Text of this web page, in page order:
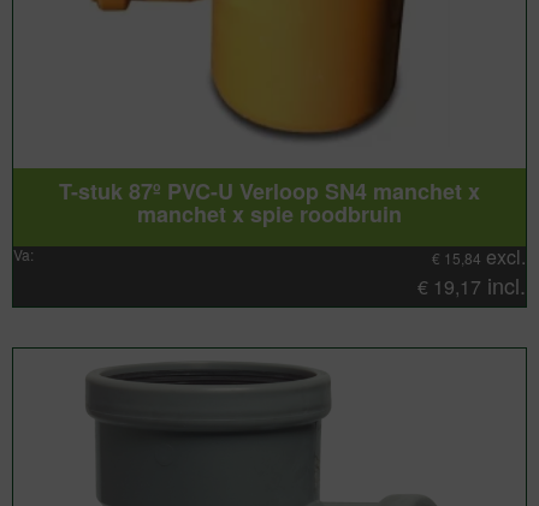
T-stuk 87º PVC-U Verloop SN4 manchet x
manchet x spie roodbruin
Va: € 15,84 excl.
€ 19,17 incl.